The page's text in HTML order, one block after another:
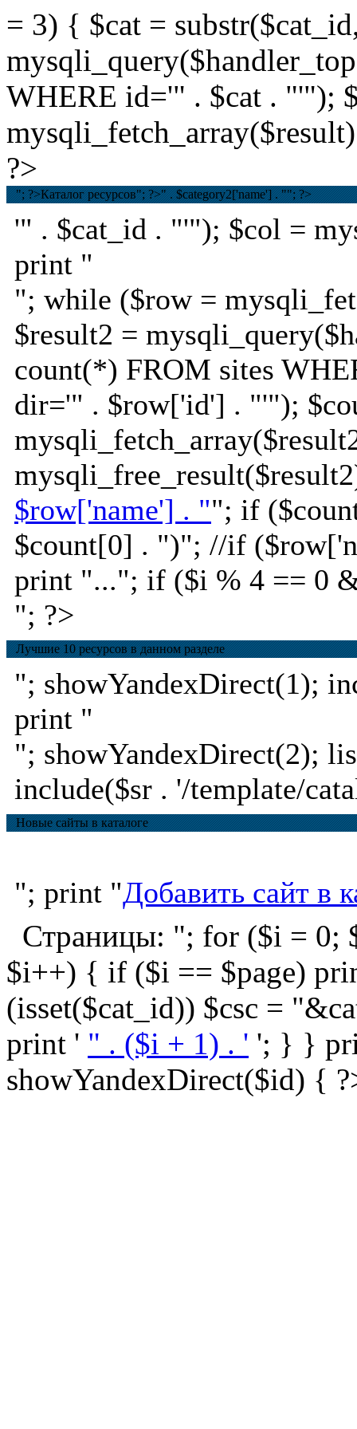
= 3) { $cat =
WHERE id='" . $cat . "'");
?>
"; ?>Каталог ресурсов"; ?>" . $category2['name'] . ""; ?>
'" . $cat_id . "'"); $col =
print "
"; while ($row =
$result2 =
count(*) FROM sites
dir='" . $row['id'] . "'");
$row['name'] . ""; if
$count[0] . ")"; //if
print "..."; if ($i % 4 == 0
"; ?>
Лучшие 10 ресурсов в данном разделе
"; showYandexDirect(1);
print "
"; showYandexDirect(2);
include($sr . '/template/
Новые сайты в каталоге
"; print "Добавить сайт в
Страницы: "; for ($i = 0;
$i++) { if ($i == $page)
(isset($cat_id)) $csc =
print ' " . ($i + 1) . ' '; } }
showYandexDirect($id) {